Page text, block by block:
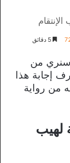
5 دقائق
سنري من
إجابة هذا
من رواية
لهيب